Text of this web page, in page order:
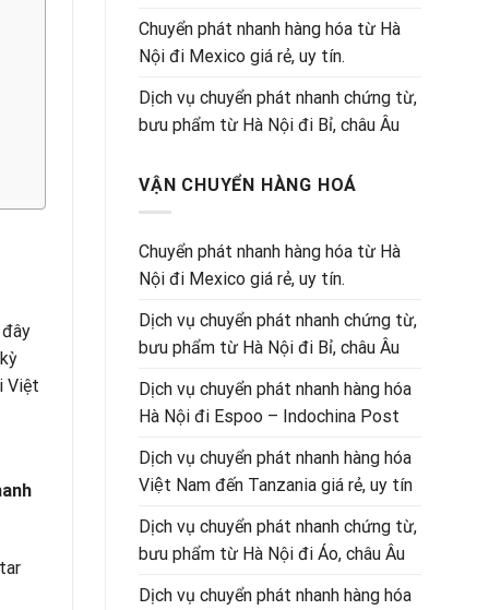
Việt
Chuyển phát nhanh hàng hóa từ Hà
Nội đi Mexico giá rẻ, uy tín.
Dịch vụ chuyển phát nhanh chứng từ,
bưu phẩm từ Hà Nội đi Bỉ, châu Âu
VẬN CHUYỂN HÀNG HOÁ
Chuyển phát nhanh hàng hóa từ Hà
Nội đi Mexico giá rẻ, uy tín.
Dịch vụ chuyển phát nhanh chứng từ,
bưu phẩm từ Hà Nội đi Bỉ, châu Âu
Dịch vụ chuyển phát nhanh hàng hóa
Hà Nội đi Espoo – Indochina Post
Dịch vụ chuyển phát nhanh hàng hóa
Việt Nam đến Tanzania giá rẻ, uy tín
Dịch vụ chuyển phát nhanh chứng từ,
bưu phẩm từ Hà Nội đi Áo, châu Âu
Dịch vụ chuyển phát nhanh hàng hóa